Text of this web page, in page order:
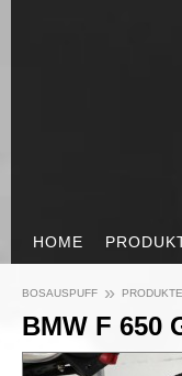
HOME
BOSAUSPUFF » PRODUKTE
BMW F 650